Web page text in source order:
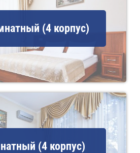
(4 корпус)
(4 корпус)